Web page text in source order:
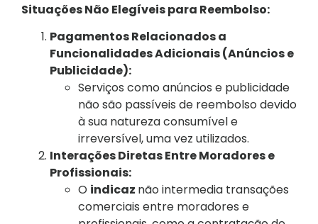
Situações Não Elegíveis para Reembolso:
Pagamentos Relacionados a
Funcionalidades Adicionais (Anúncios e
Publicidade):
Serviços como anúncios e publicidade
não são passíveis de reembolso devido
à sua natureza consumível e
irreversível, uma vez utilizados.
Interações Diretas Entre Moradores e
Profissionais:
O indicaz não intermedia transações
comerciais entre moradores e